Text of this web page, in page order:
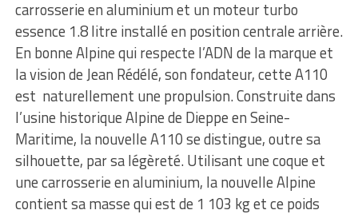
carrosserie en aluminium et un moteur turbo
essence 1.8 litre installé en position centrale arrière.
En bonne Alpine qui respecte l’ADN de la marque et
la vision de Jean Rédélé, son fondateur, cette A110
est naturellement une propulsion. Construite dans
l’usine historique Alpine de Dieppe en Seine-
Maritime, la nouvelle A110 se distingue, outre sa
silhouette, par sa légèreté. Utilisant une coque et
une carrosserie en aluminium, la nouvelle Alpine
contient sa masse qui est de 1 103 kg et ce poids